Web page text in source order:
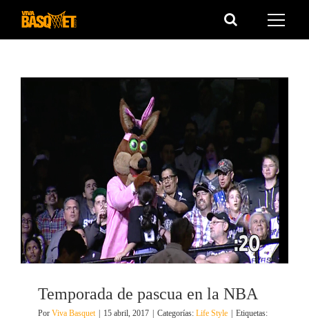
Saltar
Temporada de pascua en la NBA
Por Viva Basquet 15 abril, 2017 Categorías: Life Style
Etiquetas: